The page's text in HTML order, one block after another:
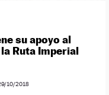
su apoyo al
Ruta Imperial
10/2018